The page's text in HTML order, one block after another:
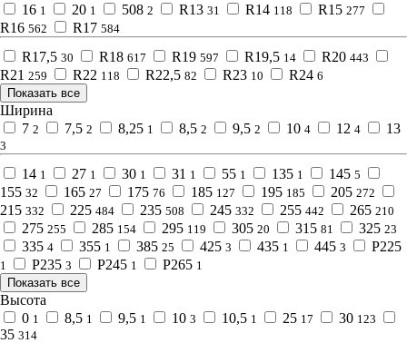
16 1 20 1 508 2 R13 31 R14 118 R15 277
R16 562 R17 584
R17,5 30 R18 617 R19 597 R19,5 14 R20 443
R21 259 R22 118 R22,5 82 R23 10 R24 6
Показать все
Ширина
7 2 7,5 2 8,25 1 8,5 2 9,5 2 10 4 12 4 13
3
14 1 27 1 30 1 31 1 55 1 135 1 145 5
155 32 165 27 175 76 185 127 195 185 205 272
215 332 225 484 235 508 245 332 255 442 265 210
275 255 285 154 295 119 305 20 315 81 325 23
335 4 355 1 385 25 425 3 435 1 445 3 P225
1 P235 3 P245 1 P265 1
Показать все
Высота
0 1 8,5 1 9,5 1 10 3 10,5 1 25 17 30 123
35 314